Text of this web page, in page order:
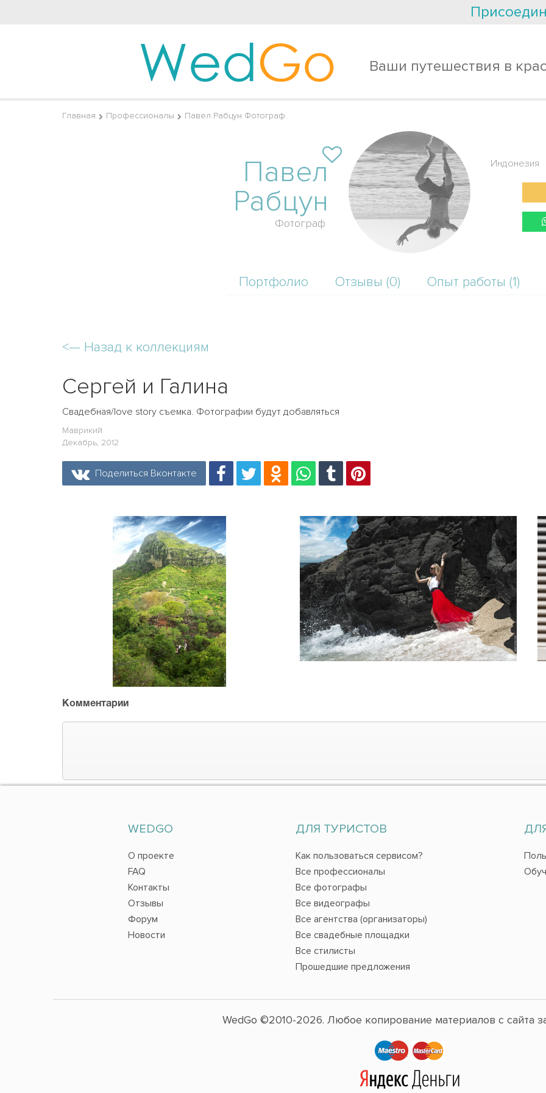
WedGo Ваши путешествия в
Главная Профессионалы Павел Рабцун Фотограф
Павел
Рабцун
Фотограф
Индонезия
Портфолио Отзывы (0) Опыт работы (1)
<— Назад к коллекциям
Сергей и Галина
Свадебная/love story съемка. Фотографии будут добавляться
Маврикий
Декабрь, 2012
Поделиться Вконтакте
Комментарии
WEDGO
О проекте
FAQ
Контакты
Отзывы
Форум
Новости
ДЛЯ ТУРИСТОВ
Как пользоваться сервисом?
Все профессионалы
Все фотографы
Все видеографы
Все агентства (организаторы)
Все свадебные площадки
Все стилисты
Прошедшие предложения
WedGo ©2010-2026. Любое копирование материалов с сайта